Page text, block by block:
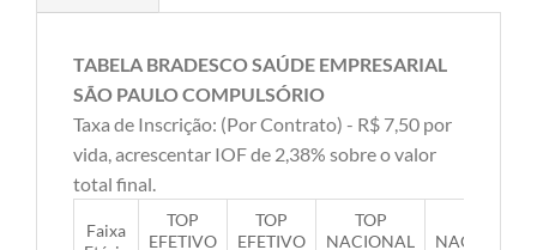
TABELA BRADESCO SAÚDE EMPRESARIAL
SÃO PAULO COMPULSÓRIO
Taxa de Inscrição: (Por Contrato) - R$ 7,50 por
vida, acrescentar IOF de 2,38% sobre o valor
total final.
Faixa
TOP
EFETIVO
TOP
EFETIVO
TOP
NACIONAL
NACIONAL